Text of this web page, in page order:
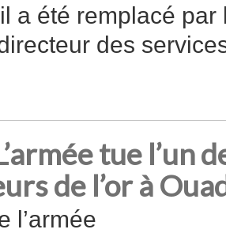
a été remplacé par
des
tue l’un
de l’or à
l’armée